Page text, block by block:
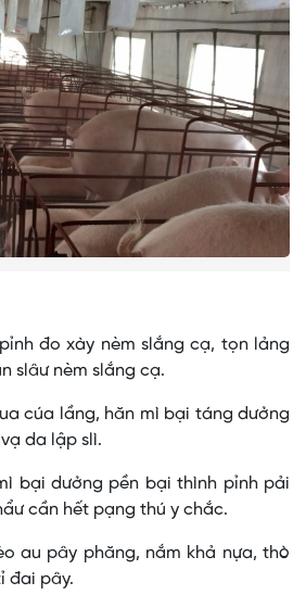
đo xày nèm slắng cạ, tọn lảng
slâư nèm slắng cạ.
cúa lầng, hăn mì bại táng dưởng
da lập slì.
bại dưởng pền bại thình pỉnh pải
cần hết pạng thú y chắc.
au pây phăng, nắm khả nựa, thò
đai pây.